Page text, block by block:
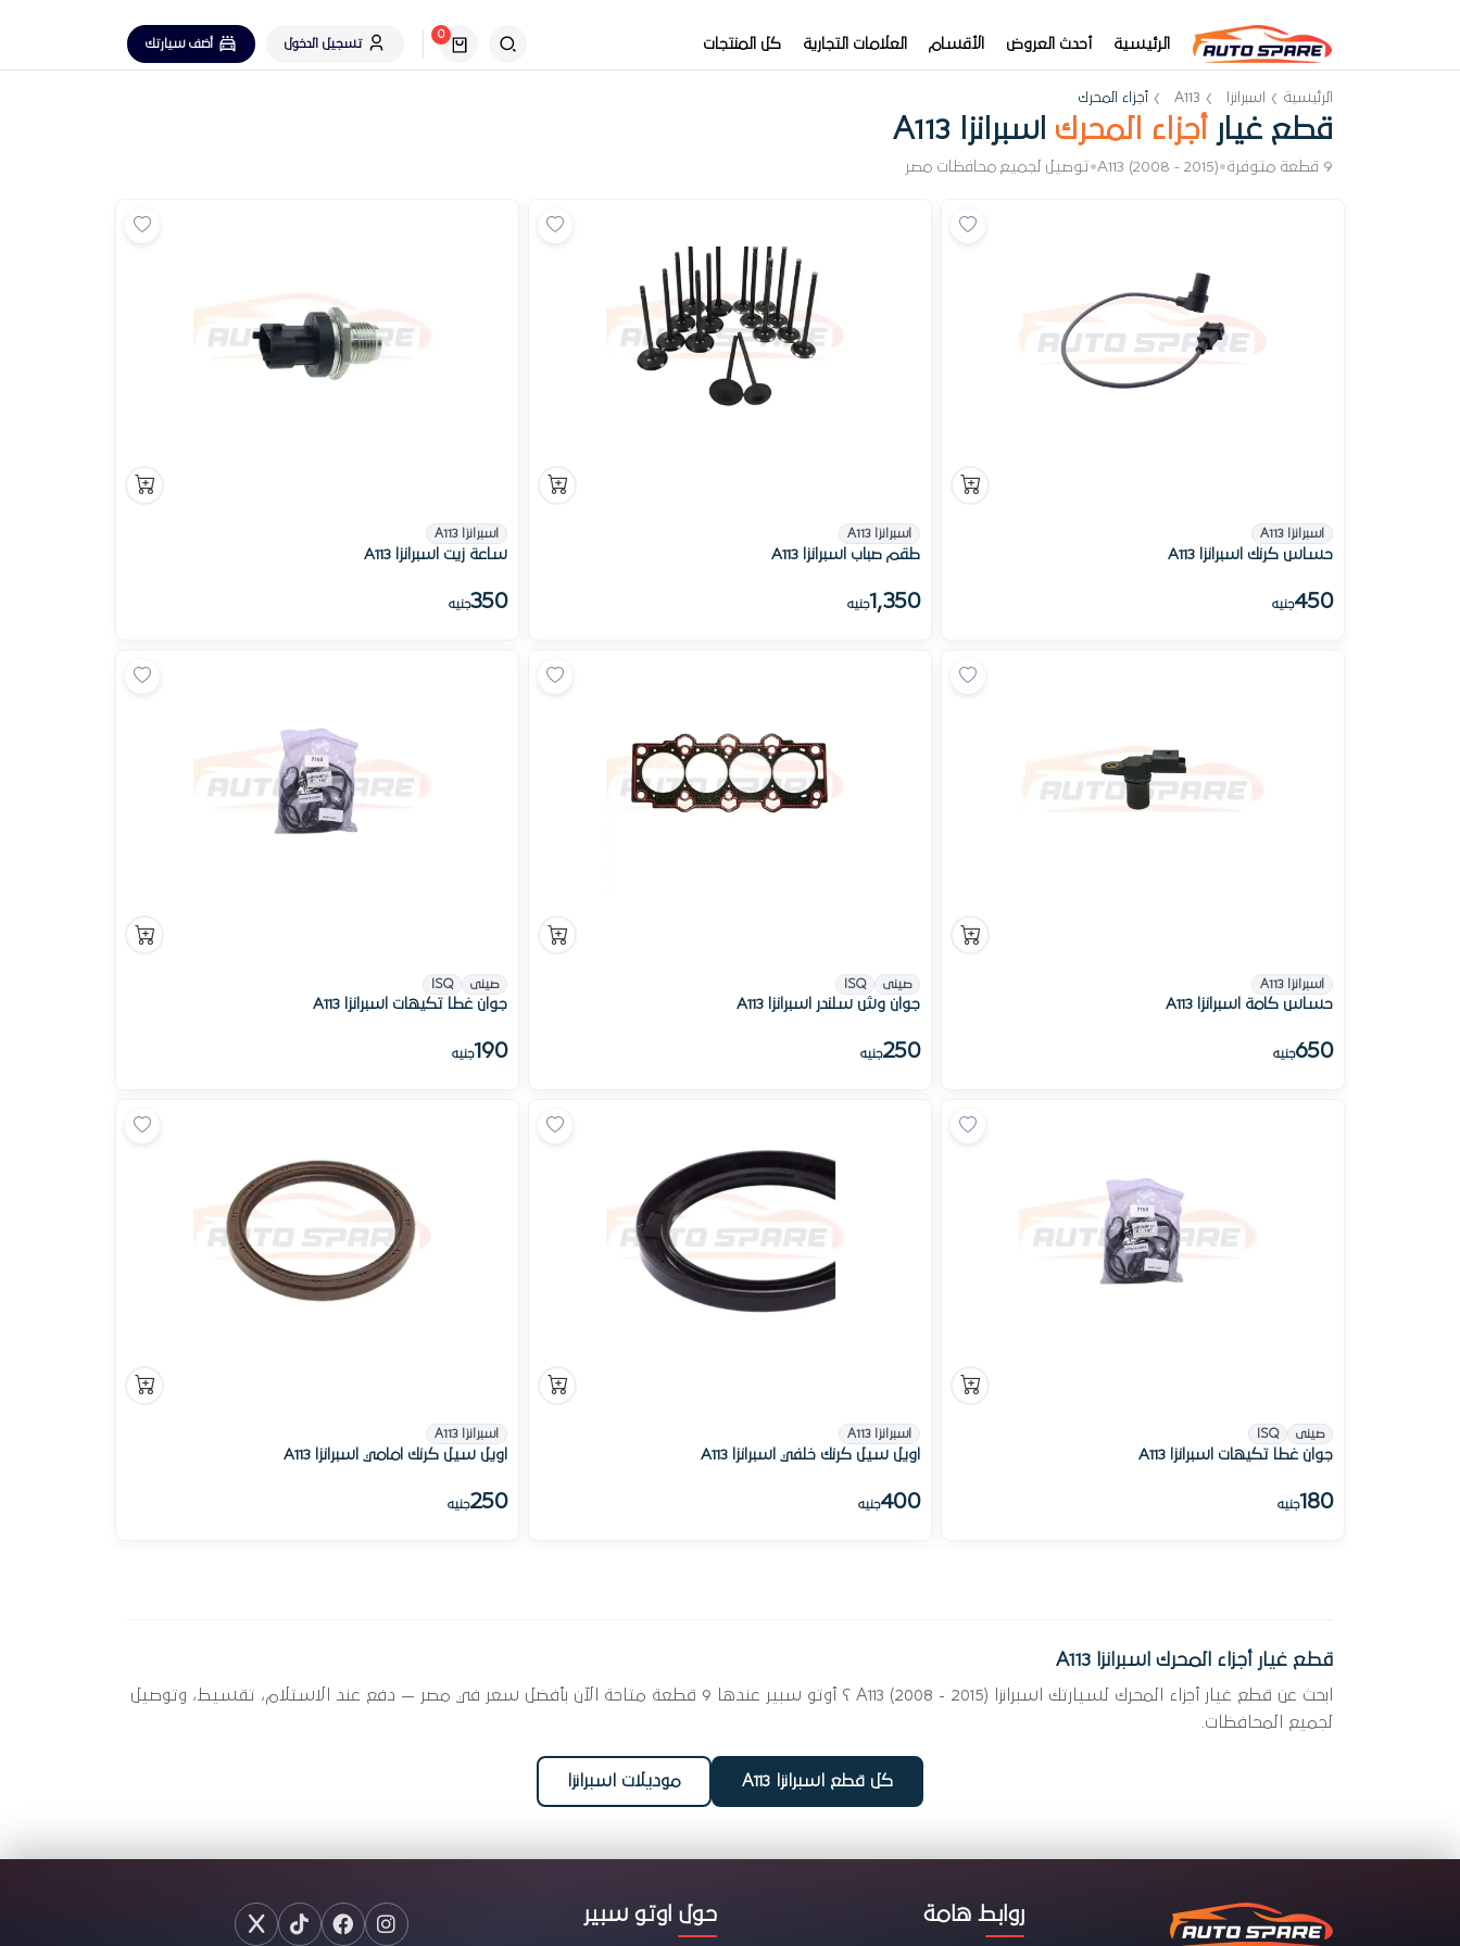
الرئيسية أحدث العروض الأقسام العلامات التجارية كل المنتجات
0
تسجيل الدخول
أضف سيارتك
الرئيسية اسبرانزا A113 أجزاء المحرك
قطع غيار أجزاء المحرك اسبرانزا A113
9 قطعة متوفرة •
A113 (2008 - 2015)
•توصيل لجميع محافظات مصر
اسبرانزا A113
حساس كرنك اسبرانزا A113
450جنيه
اسبرانزا A113
طقم صباب اسبرانزا A113
1,350جنيه
اسبرانزا A113
ساعة زيت اسبرانزا A113
350جنيه
اسبرانزا A113
حساس كامة اسبرانزا A113
650جنيه
صينى ISQ
جوان وش سلندر اسبرانزا A113
250جنيه
صينى ISQ
جوان غطا تكيهات اسبرانزا A113
190جنيه
صينى ISQ
جوان غطا تكيهات اسبرانزا A113
180جنيه
اسبرانزا A113
اويل سيل كرنك خلفي اسبرانزا A113
400جنيه
اسبرانزا A113
اويل سيل كرنك امامي اسبرانزا A113
250جنيه
قطع غيار أجزاء المحرك اسبرانزا A113
ابحث عن قطع غيار أجزاء المحرك لسيارتك اسبرانزا A113 (2008 - 2015) ؟ أوتو سبير عندها 9 قطعة متاحة الآن بأفضل سعر في مصر — دفع عند الاستلام، تقسيط، وتوصيل
لجميع المحافظات.
كل قطع اسبرانزا A113 موديلات اسبرانزا
روابط هامة حول اوتو سبير